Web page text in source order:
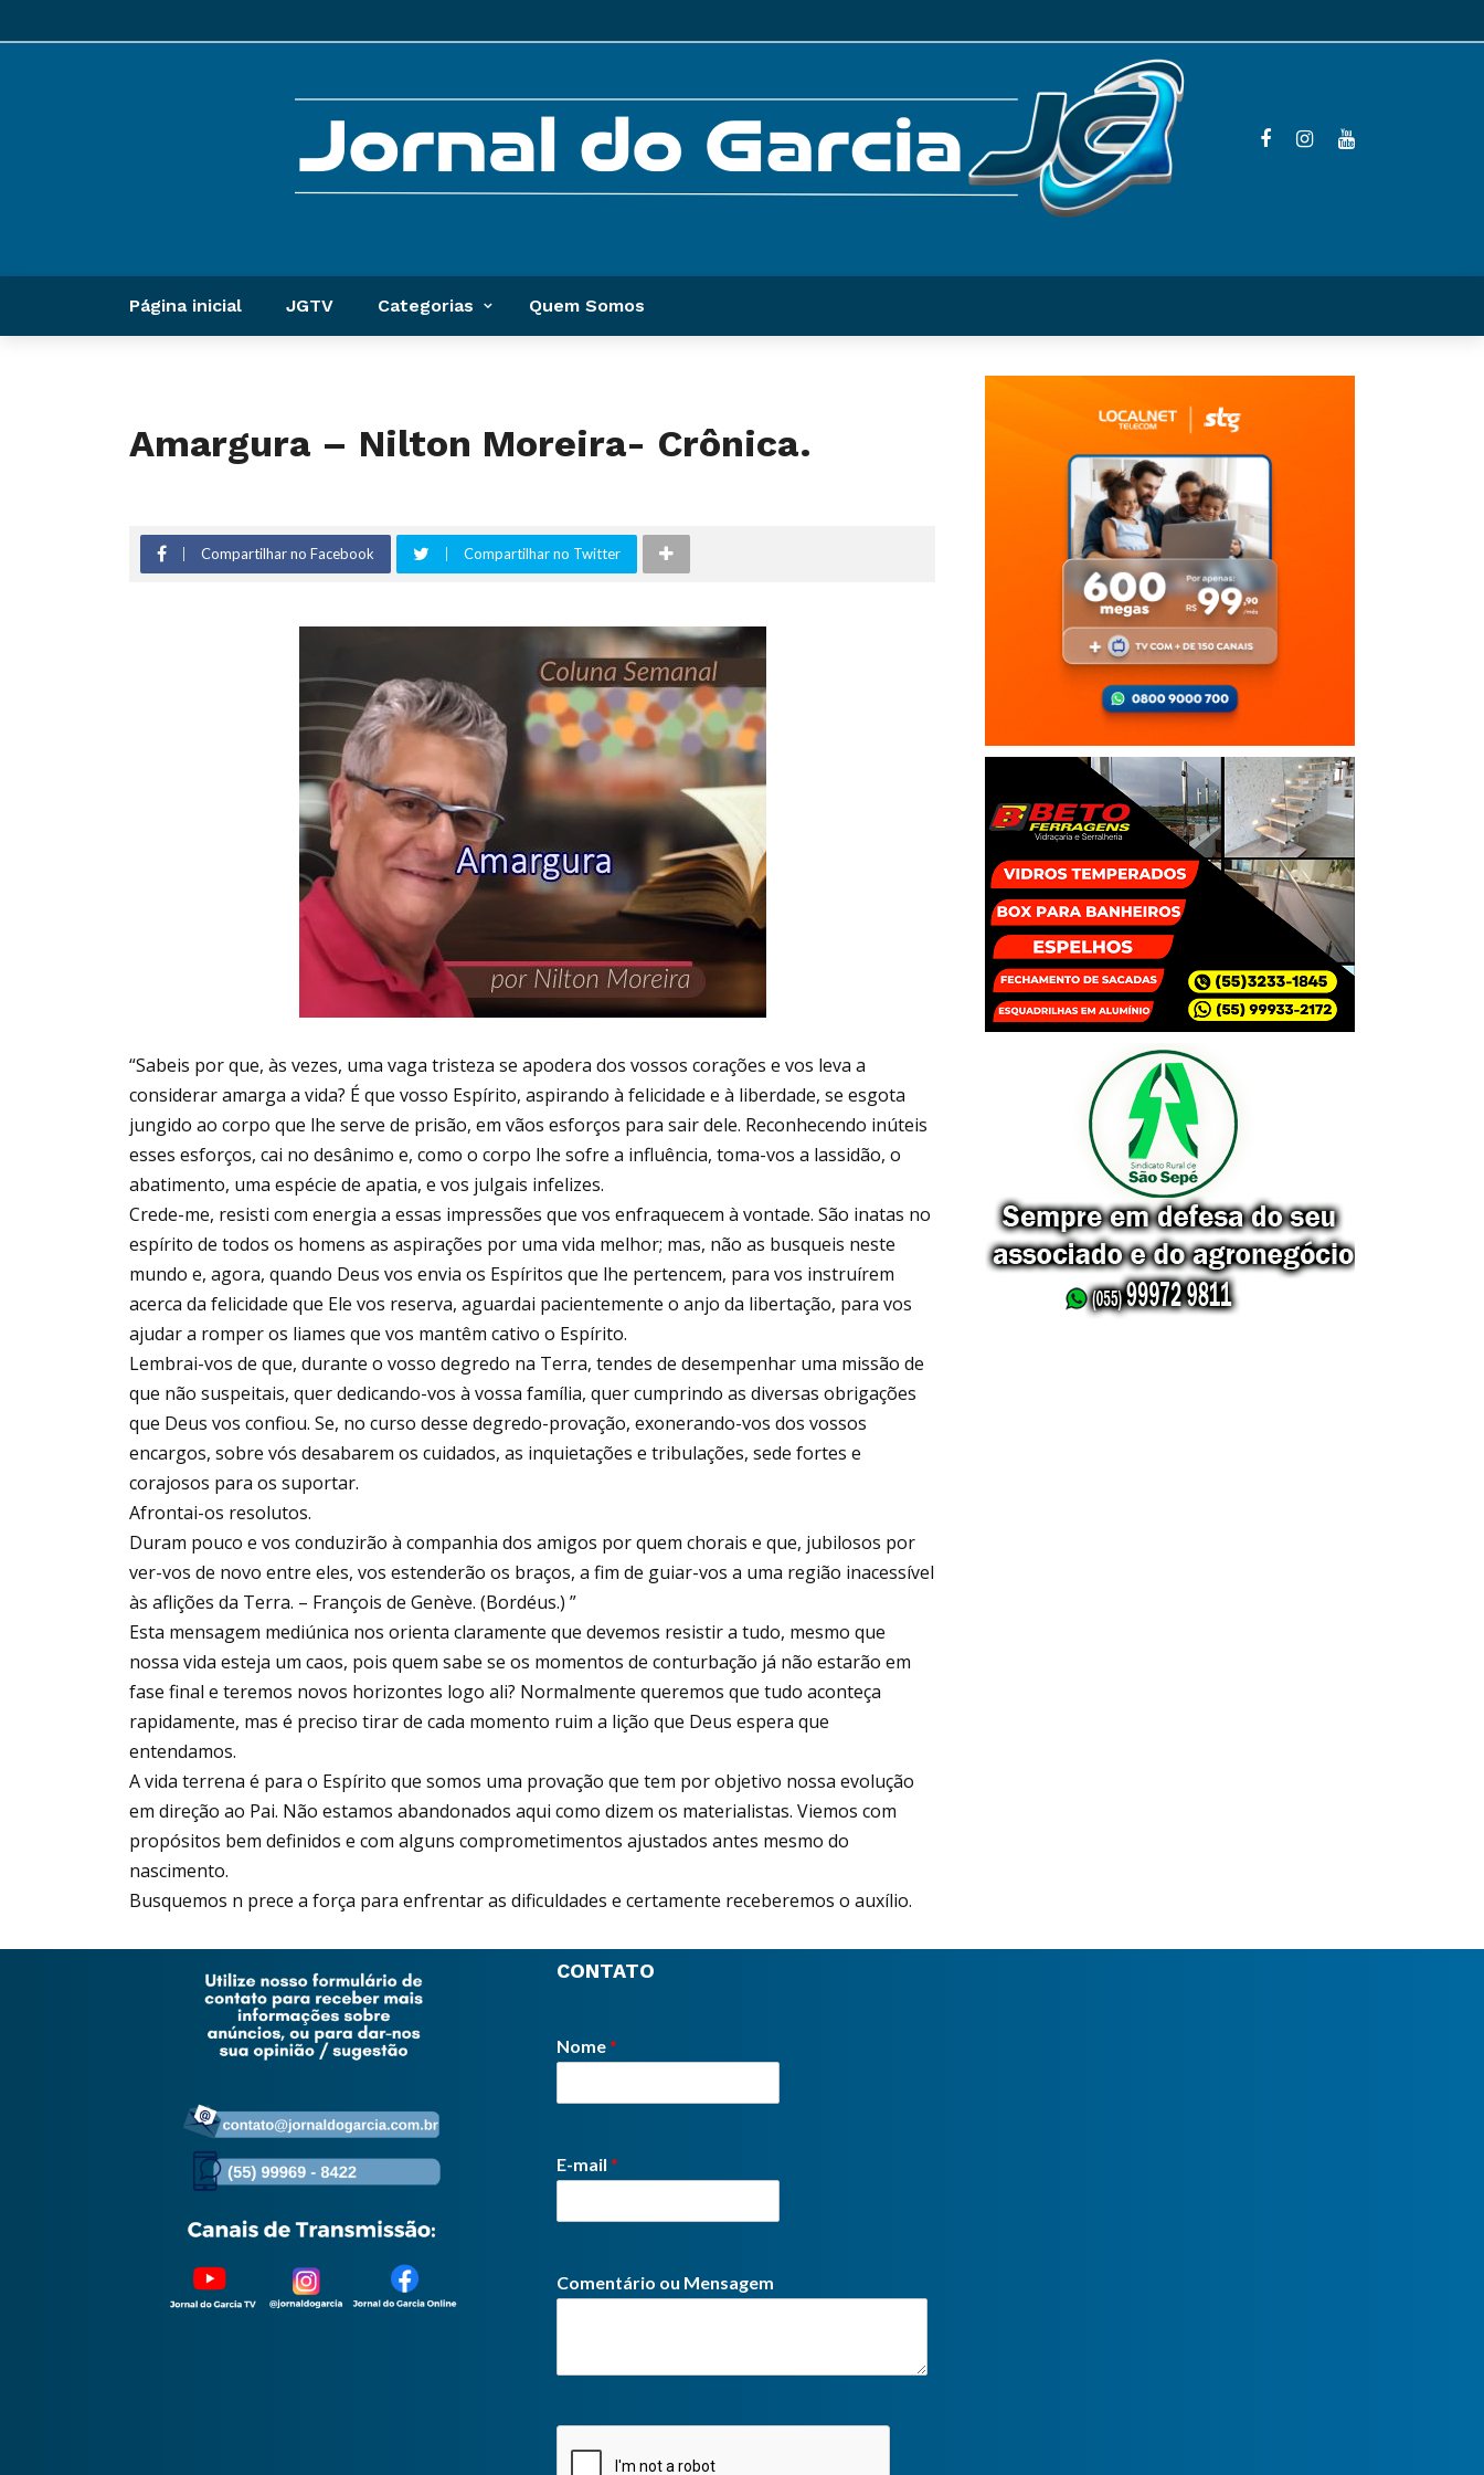
Página inicial JGTV Categorias Quem Somos
Amargura – Nilton Moreira- Crônica.
Compartilhar no Facebook Compartilhar no Twitter
“Sabeis por que, às vezes, uma vaga tristeza se apodera dos vossos corações e vos leva a
considerar amarga a vida? É que vosso Espírito, aspirando à felicidade e à liberdade, se esgota
jungido ao corpo que lhe serve de prisão, em vãos esforços para sair dele. Reconhecendo inúteis
esses esforços, cai no desânimo e, como o corpo lhe sofre a influência, toma-vos a lassidão, o
abatimento, uma espécie de apatia, e vos julgais infelizes.
Crede-me, resisti com energia a essas impressões que vos enfraquecem à vontade. São inatas no
espírito de todos os homens as aspirações por uma vida melhor; mas, não as busqueis neste
mundo e, agora, quando Deus vos envia os Espíritos que lhe pertencem, para vos instruírem
acerca da felicidade que Ele vos reserva, aguardai pacientemente o anjo da libertação, para vos
ajudar a romper os liames que vos mantêm cativo o Espírito.
Lembrai-vos de que, durante o vosso degredo na Terra, tendes de desempenhar uma missão de
que não suspeitais, quer dedicando-vos à vossa família, quer cumprindo as diversas obrigações
que Deus vos confiou. Se, no curso desse degredo-provação, exonerando-vos dos vossos
encargos, sobre vós desabarem os cuidados, as inquietações e tribulações, sede fortes e
corajosos para os suportar.
Afrontai-os resolutos.
Duram pouco e vos conduzirão à companhia dos amigos por quem chorais e que, jubilosos por
ver-vos de novo entre eles, vos estenderão os braços, a fim de guiar-vos a uma região inacessível
às aflições da Terra. – François de Genève. (Bordéus.) ”
Esta mensagem mediúnica nos orienta claramente que devemos resistir a tudo, mesmo que
nossa vida esteja um caos, pois quem sabe se os momentos de conturbação já não estarão em
fase final e teremos novos horizontes logo ali? Normalmente queremos que tudo aconteça
rapidamente, mas é preciso tirar de cada momento ruim a lição que Deus espera que
entendamos.
A vida terrena é para o Espírito que somos uma provação que tem por objetivo nossa evolução
em direção ao Pai. Não estamos abandonados aqui como dizem os materialistas. Viemos com
propósitos bem definidos e com alguns comprometimentos ajustados antes mesmo do
nascimento.
Busquemos n prece a força para enfrentar as dificuldades e certamente receberemos o auxílio.
CONTATO
Nome*
E-mail *
Comentário ou Mensagem